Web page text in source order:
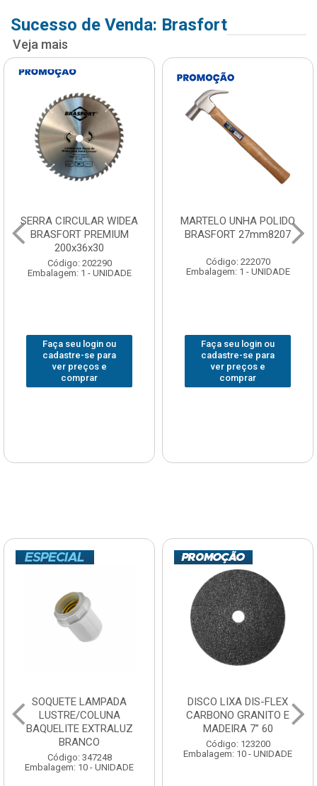
Sucesso de Venda: Brasfort
Veja mais
SERRA CIRCULAR WIDEA
BRASFORT PREMIUM
200x36x30
Código: 202290
Embalagem: 1 - UNIDADE
Faça seu login ou
cadastre-se para
ver preços e
comprar
MARTELO UNHA POLIDO
BRASFORT 27mm8207
Código: 222070
Embalagem: 1 - UNIDADE
Faça seu login ou
cadastre-se para
ver preços e
comprar
SOQUETE LAMPADA
LUSTRE/COLUNA
BAQUELITE EXTRALUZ
BRANCO
Código: 347248
Embalagem: 10 - UNIDADE
DISCO LIXA DIS-FLEX
CARBONO GRANITO E
MADEIRA 7” 60
Código: 123200
Embalagem: 10 - UNIDADE